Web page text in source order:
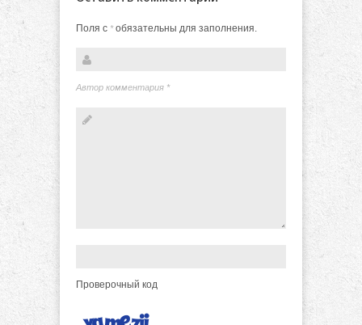
Поля с *обязательны для заполнения.
Автор комментария *
Проверочный код